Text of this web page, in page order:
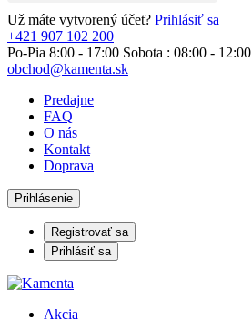
Už máte vytvorený účet? Prihlásiť sa
+421 907 102 200
Po-Pia 8:00 - 17:00 Sobota : 08:00 - 12:00
obchod@kamenta.sk
Predajne
FAQ
O nás
Kontakt
Doprava
Prihlásenie
Registrovať sa
Prihlásiť sa
Akcia